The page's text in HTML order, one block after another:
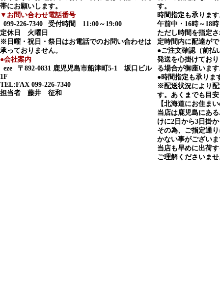
帯にお願いします。
▼お問い合わせ電話番号
099-226-7340
受付時間 11:00～19:00
定休日 火曜日
※日曜・祝日・祭日はお電話でのお問い合わせは
承っておりません。
●会社案内
eze
〒892-0831 鹿児児島市船津町5-1 坂口ビル
1F
TEL:FAX 099-226-7340
担当者 藤井 征和
す。
時間指定も承りま
午前中・16時～18
ただし時間を指定
定時間内に配達が
●ご注文確認（前払
発送を心掛けてお
る場合が御座いま
●時間指定も承りま
※配送状況により
す。あくまでも目
【北海道にお住ま
当店は鹿児島にあ
けに2日から3日掛
その為、ご指定通
かない事がござい
当店も早めに出荷
ご理解くださいま